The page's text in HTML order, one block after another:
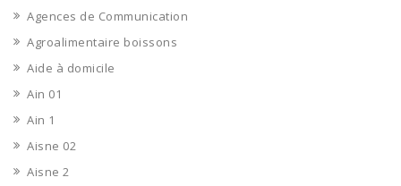
Agences de Communication
Agroalimentaire boissons
Aide à domicile
Ain 01
Ain 1
Aisne 02
Aisne 2